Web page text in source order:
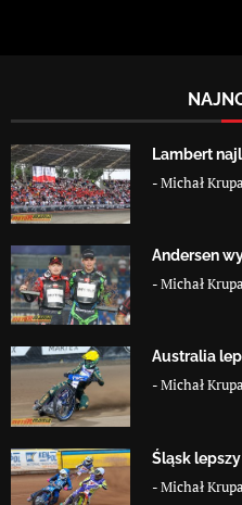
Lambert
-Michał
Andersen
-Michał
Australia
-Michał
Śląsk
-Michał Krupa